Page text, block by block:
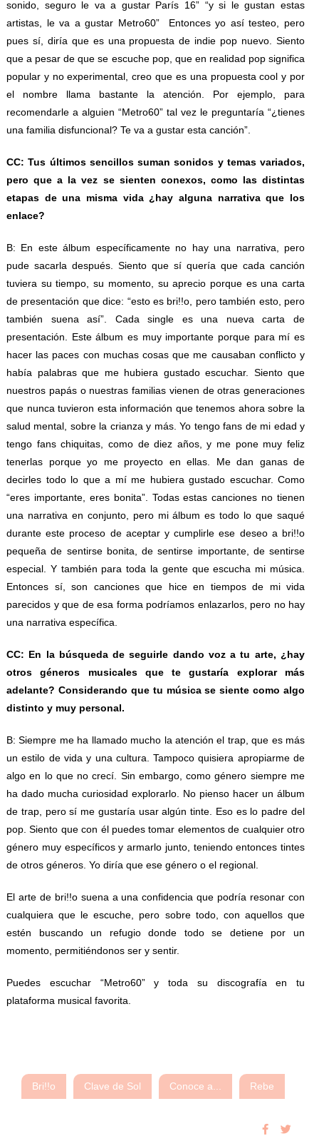
sonido, seguro le va a gustar París 16” “y si le gustan estas
artistas, le va a gustar Metro60” Entonces yo así testeo, pero
pues sí, diría que es una propuesta de indie pop nuevo. Siento
que a pesar de que se escuche pop, que en realidad pop significa
popular y no experimental, creo que es una propuesta cool y por
el nombre llama bastante la atención. Por ejemplo, para
recomendarle a alguien “Metro60” tal vez le preguntaría “¿tienes
una familia disfuncional? Te va a gustar esta canción”.
CC: Tus últimos sencillos suman sonidos y temas variados,
pero que a la vez se sienten conexos, como las distintas
etapas de una misma vida ¿hay alguna narrativa que los
enlace?
B: En este álbum específicamente no hay una narrativa, pero
pude sacarla después. Siento que sí quería que cada canción
tuviera su tiempo, su momento, su aprecio porque es una carta
de presentación que dice: “esto es bri!!o, pero también esto, pero
también suena así”. Cada single es una nueva carta de
presentación. Este álbum es muy importante porque para mí es
hacer las paces con muchas cosas que me causaban conflicto y
había palabras que me hubiera gustado escuchar. Siento que
nuestros papás o nuestras familias vienen de otras generaciones
que nunca tuvieron esta información que tenemos ahora sobre la
salud mental, sobre la crianza y más. Yo tengo fans de mi edad y
tengo fans chiquitas, como de diez años, y me pone muy feliz
tenerlas porque yo me proyecto en ellas. Me dan ganas de
decirles todo lo que a mí me hubiera gustado escuchar. Como
“eres importante, eres bonita”. Todas estas canciones no tienen
una narrativa en conjunto, pero mi álbum es todo lo que saqué
durante este proceso de aceptar y cumplirle ese deseo a bri!!o
pequeña de sentirse bonita, de sentirse importante, de sentirse
especial. Y también para toda la gente que escucha mi música.
Entonces sí, son canciones que hice en tiempos de mi vida
parecidos y que de esa forma podríamos enlazarlos, pero no hay
una narrativa específica.
CC: En la búsqueda de seguirle dando voz a tu arte, ¿hay
otros géneros musicales que te gustaría explorar más
adelante? Considerando que tu música se siente como algo
distinto y muy personal.
B: Siempre me ha llamado mucho la atención el trap, que es más
un estilo de vida y una cultura. Tampoco quisiera apropiarme de
algo en lo que no crecí. Sin embargo, como género siempre me
ha dado mucha curiosidad explorarlo. No pienso hacer un álbum
de trap, pero sí me gustaría usar algún tinte. Eso es lo padre del
pop. Siento que con él puedes tomar elementos de cualquier otro
género muy específicos y armarlo junto, teniendo entonces tintes
de otros géneros. Yo diría que ese género o el regional.
El arte de bri!!o suena a una confidencia que podría resonar con
cualquiera que le escuche, pero sobre todo, con aquellos que
estén buscando un refugio donde todo se detiene por un
momento, permitiéndonos ser y sentir.
Puedes escuchar “Metro60” y toda su discografía en tu
plataforma musical favorita.
Bri!!o Clave de Sol Conoce a... Rebe